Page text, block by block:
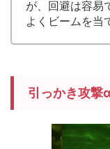
が、回避は容易
よくビームを当
引っかき攻撃α